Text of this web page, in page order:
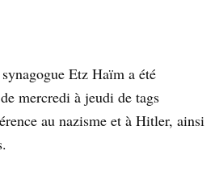
Etz Haïm a été
mercredi à jeudi de tags
au nazisme et à Hitler, ainsi